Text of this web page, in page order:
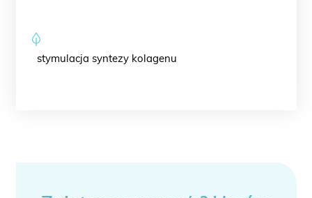
stymulacja syntezy kolagenu